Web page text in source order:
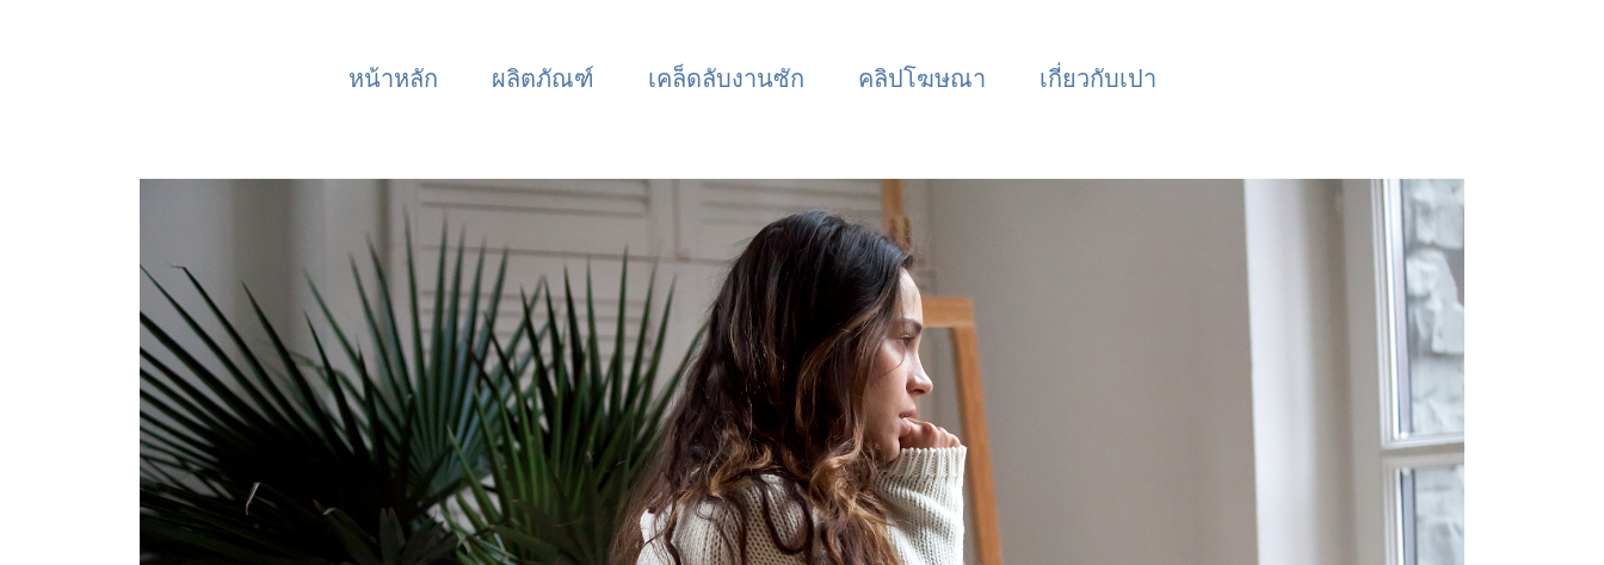
หน้าหลัก ผลิตภัณฑ์ เคล็ดลับงานซัก คลิปโฆษณา เกี่ยวกับเปา